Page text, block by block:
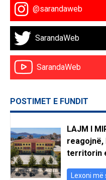
@sarandaweb
SarandaWeb
SarandaWeb
POSTIMET E FUNDIT
LAJM I
reagojnë,
territorin
Lexoni